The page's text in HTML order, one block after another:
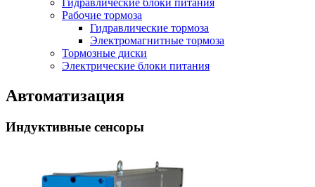
Рабочие тормоза
Гидравлические тормоза
Электромагнитные тормоза
Тормозные диски
Электрические блоки питания
Автоматизация
Индуктивные сенсоры